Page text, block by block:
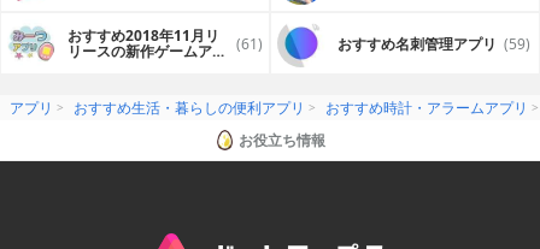
おすすめ2018年11月リ
リースの新作ゲームアプ (61) おすすめ名刺管理アプリ (59)
アプリ おすすめ生活・暮らしの便利アプリ
おすすめ時計・アラームアプリ
お役立ち情報